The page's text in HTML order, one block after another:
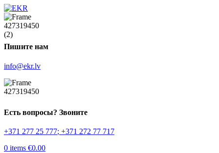
Пишите нам
info@ekr.lv
Есть вопросы? Звоните
+371 277 25 777; +371 272 77 717
0 items €0.00